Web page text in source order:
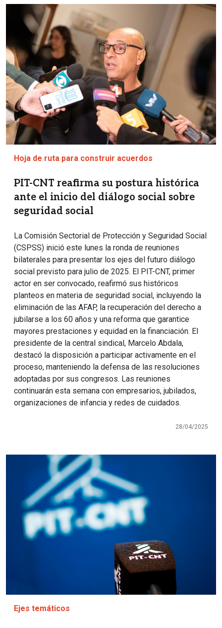
Imagen
Hoja de ruta para construir acuerdos
PIT-CNT reafirma su postura histórica
ante el inicio del diálogo social sobre
seguridad social
La Comisión Sectorial de Protección y Seguridad Social
(CSPSS) inició este lunes la ronda de reuniones
bilaterales para presentar los ejes del futuro diálogo
social previsto para julio de 2025. El PIT-CNT, primer
actor en ser convocado, reafirmó sus históricos
planteos en materia de seguridad social, incluyendo la
eliminación de las AFAP, la recuperación del derecho a
jubilarse a los 60 años y una reforma que garantice
mayores prestaciones y equidad en la financiación. El
presidente de la central sindical, Marcelo Abdala,
destacó la disposición a participar activamente en el
proceso, manteniendo la defensa de las resoluciones
adoptadas por sus congresos. Las reuniones
continuarán esta semana con empresarios, jubilados,
organizaciones de infancia y redes de cuidados.
28/04/2025
Ejes temáticos